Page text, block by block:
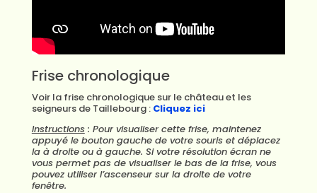
Frise chronologique
Voir la frise chronologique sur le château et les
seigneurs de Taillebourg : Cliquez ici
Instructions: Pour visualiser cette frise, maintenez
appuyé le bouton gauche de votre souris et déplacez
la à droite ou à gauche. Si votre résolution écran ne
vous permet pas de visualiser le bas de la frise, vous
pouvez utiliser l’ascenseur sur la droite de votre
fenêtre.